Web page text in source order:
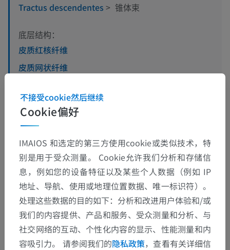
Tractus descendentes > 锥体束
底层结构：
皮质红核纤维
皮质网状纤维
皮质脊髓纤维
翻译
发现错误？
欢迎提出更正、翻译或内容改进的建议。
Cookie偏好
不接受cookie然后继续
IMAIOS 和选定的第三方使用cookie或类似技术，特
别是用于受众测量。 Cookie允许我们分析和存储信
息，例如您的设备特征以及某些个人数据（例如 IP
地址、导航、使用或地理位置数据、唯一标识符）。
处理这些数据的目的如下：分析和改进用户体验和/或
我们的内容提供、产品和服务、受众测量和分析、与
社交网络的互动、个性化内容的显示、性能测量和内
容吸引力。 请参阅我们的隐私政策，查看有关详细信